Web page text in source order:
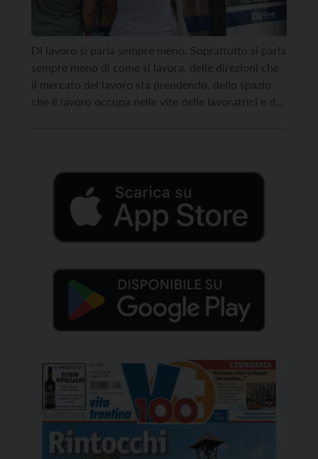
Di lavoro si parla sempre meno. Soprattutto si parla
sempre meno di come si lavora, delle direzioni che
il mercato del lavoro sta prendendo, dello spazio
che il lavoro occupa nelle vite delle lavoratrici e dei